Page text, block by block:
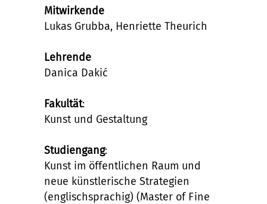
Mitwirkende
Lukas Grubba, Henriette Theurich
Lehrende
Danica Dakić
Fakultät:
Kunst und Gestaltung
Studiengang:
Kunst im öffentlichen Raum und
neue künstlerische Strategien
(englischsprachig) (Master of Fine